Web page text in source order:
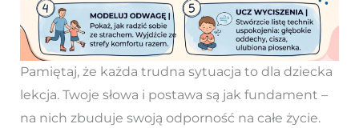
Pamiętaj, że każda trudna sytuacja to dla dziecka
lekcja. Twoje słowa i postawa są jak fundament –
na nich zbuduje swoją odporność na całe życie.